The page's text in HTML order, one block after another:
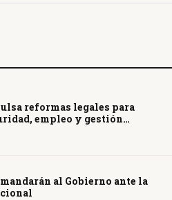
reformas legales para
empleo y gestión
al Gobierno ante la